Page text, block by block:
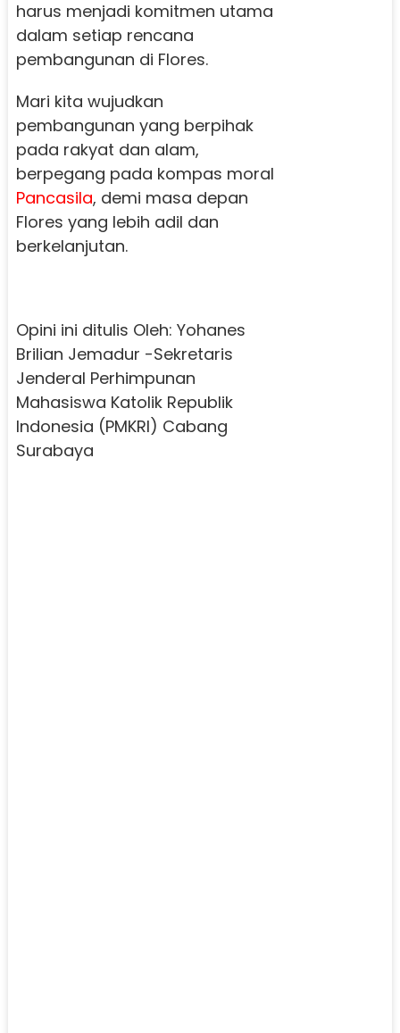
harus menjadi komitmen utama
dalam setiap rencana
pembangunan di Flores.
Mari kita wujudkan
pembangunan yang berpihak
pada rakyat dan alam,
berpegang pada kompas moral
Pancasila, demi masa depan
Flores yang lebih adil dan
berkelanjutan.
Opini ini ditulis Oleh: Yohanes
Brilian Jemadur -Sekretaris
Jenderal Perhimpunan
Mahasiswa Katolik Republik
Indonesia (PMKRI) Cabang
Surabaya